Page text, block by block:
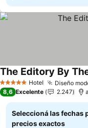
5 Estrellas Hotel Diseño
The Editory By
8,6 Excelente 2.247
Seleccioná las fechas
precios exactos